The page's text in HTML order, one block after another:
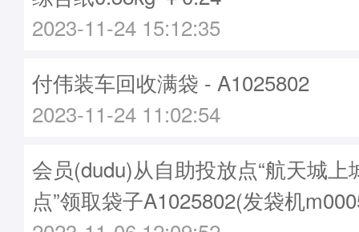
2023-11-24 15:12:35
付伟装车回收满袋 - A1025802
2023-11-24 11:02:54
会员(dudu)从自助投放点“航天城上
点”领取袋子A1025802(发袋机